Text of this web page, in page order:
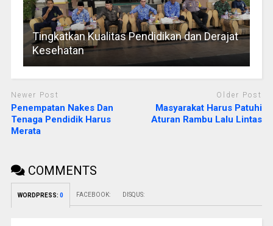
Tingkatkan Kualitas Pendidikan dan Derajat
Kesehatan
Newer Post
Penempatan Nakes Dan
Tenaga Pendidik Harus
Merata
Older Post
Masyarakat Harus Patuhi
Aturan Rambu Lalu Lintas
COMMENTS
WORDPRESS: 0 FACEBOOK: DISQUS: